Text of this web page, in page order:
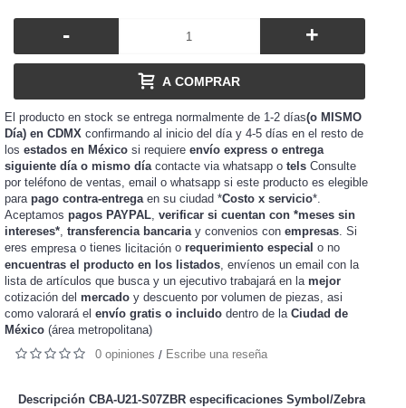
- +
A COMPRAR
El producto en stock se entrega normalmente de 1-2 días(o MISMO
Día) en CDMX confirmando al inicio del día y 4-5 días en el resto de
los estados en México si requiere envío express o entrega
siguiente día o mismo díacontacte via whatsapp o tels Consulte
por teléfono de ventas, email o whatsapp si este producto es elegible
para pago contra-entregaen su ciudad *Costo x servicio*.
Aceptamos pagos PAYPAL, verificar si cuentan con *meses sin
intereses*, transferencia bancariay convenios con empresas. Si
eres empresa o tienes licitación o requerimiento especial o no
encuentras el producto en los listados , envíenos un email con la
lista de artículos que busca y un ejecutivo trabajará en la mejor
cotización del mercado y descuento por volumen de piezas, asi
como valorará el envío gratis o incluido dentro de la Ciudad de
México (área metropolitana)
0 opiniones / Escribe una reseña
Descripción CBA-U21-S07ZBR especificaciones Symbol/Zebra